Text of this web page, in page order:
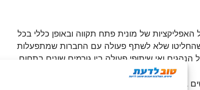
של מונית פתח תקווה ובאופן כללי בכל
שלא לשתף פעולה עם החברות שמתפעלות
ואי שיתופי פעולה בין גורמים שונים בתחום.
במוניות, אתם צריכים להסתכל על טובתכם האישית.